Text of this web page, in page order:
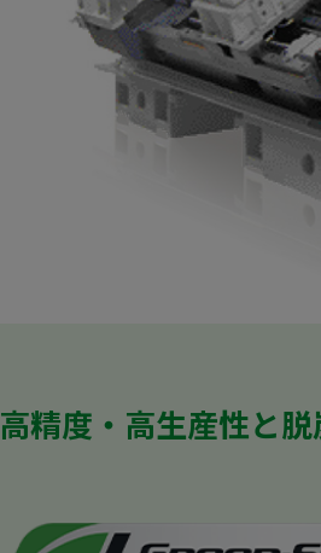
高精度・高生産性と